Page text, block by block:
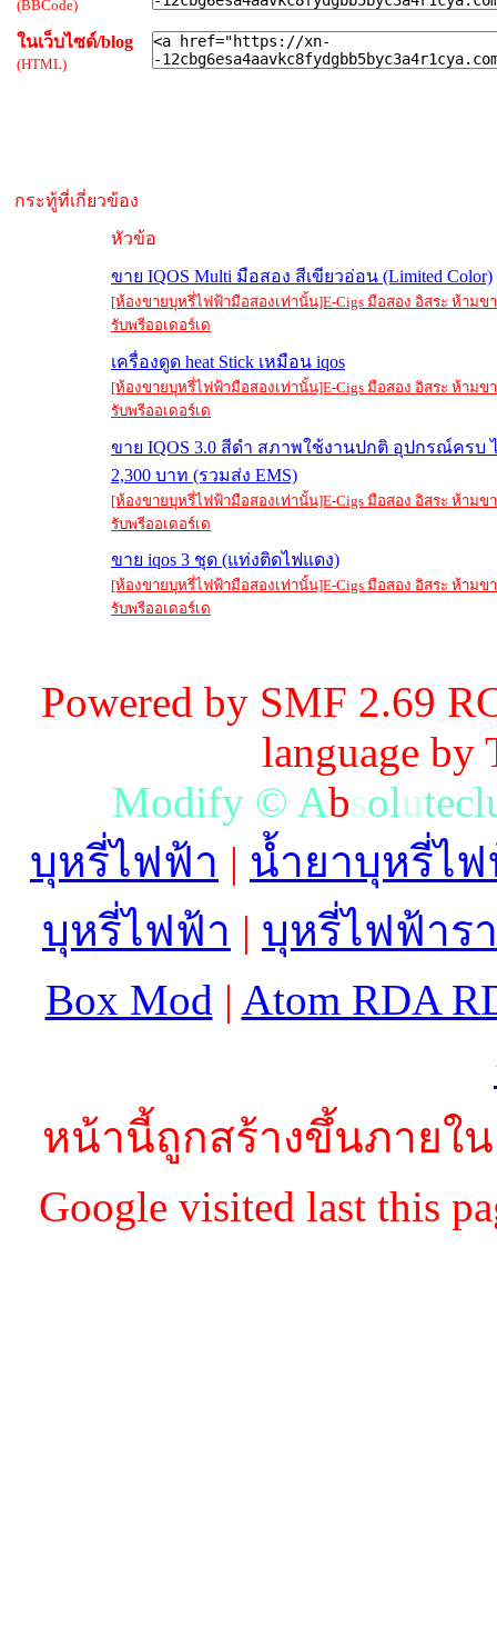
(BBCode)
ในเว็บไซด์/blog
(HTML)
กระทู้ที่เกี่ยวข้อง
หัวข้อ
ขาย IQOS Multi มือสอง สีเขียวอ่อน (Limited Color)
[ห้องขายบุหรี่ไฟฟ้ามือสองเท่านั้น]E-Cigs มือสอง อิสระ ห้ามข
รับพรีออเดอร์เด
เครื่องดูด heat Stick เหมือน iqos
[ห้องขายบุหรี่ไฟฟ้ามือสองเท่านั้น]E-Cigs มือสอง อิสระ ห้ามข
รับพรีออเดอร์เด
ขาย IQOS 3.0 สีดำ สภาพใช้งานปกติ อุปกรณ์ครบ
2,300 บาท (รวมส่ง EMS)
[ห้องขายบุหรี่ไฟฟ้ามือสองเท่านั้น]E-Cigs มือสอง อิสระ ห้ามข
รับพรีออเดอร์เด
ขาย iqos 3 ชุด (แท่งติดไฟแดง)
[ห้องขายบุหรี่ไฟฟ้ามือสองเท่านั้น]E-Cigs มือสอง อิสระ ห้ามข
รับพรีออเดอร์เด
Powered by SMF 2.69
language
Modify © Absolutecl
บุหรี่ไฟฟ้า | น้ำยาบุหรี่ไ
บุหรี่ไฟฟ้า | บุหรี่ไฟฟ้าร
Box Mod | Atom RDA
หน้านี้ถูกสร้างขึ้นภายใน
Google visited last this